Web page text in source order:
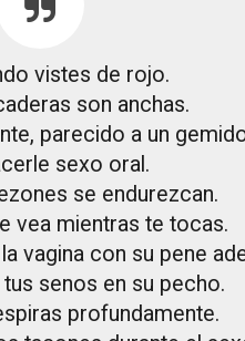
vistes de rojo.
son anchas.
parecido a un
sexo oral.
se endurezcan.
vea mientras te tocas.
vagina con su pene
senos en su pecho.
profundamente.